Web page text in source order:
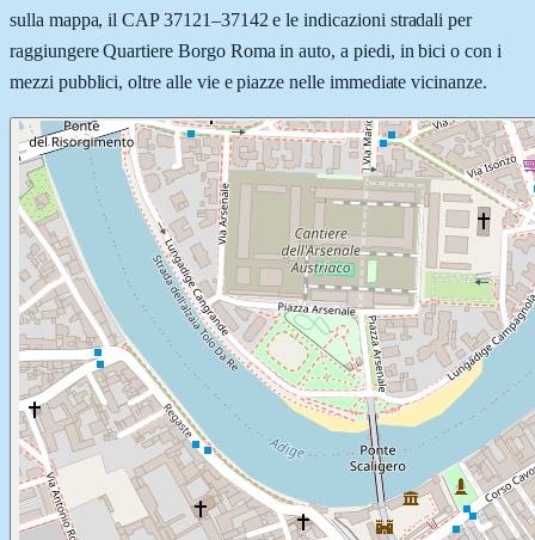
sulla mappa, il CAP 37121–37142 e le indicazioni stradali per
raggiungere Quartiere Borgo Roma in auto, a piedi, in bici o con i
mezzi pubblici, oltre alle vie e piazze nelle immediate vicinanze.